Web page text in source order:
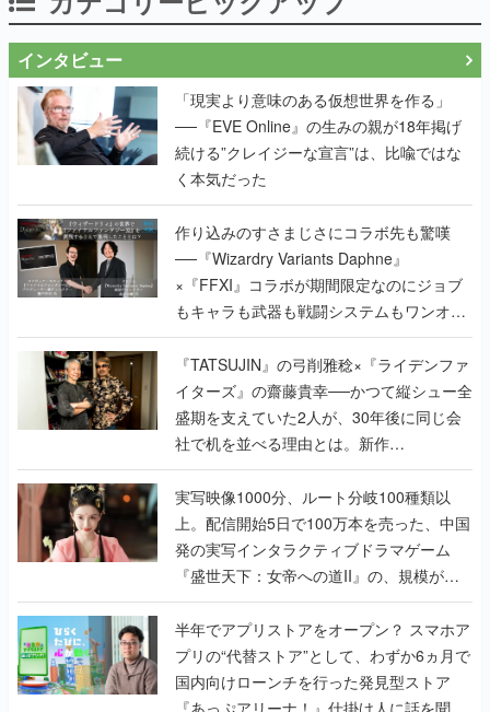
インタビュー
「現実より意味のある仮想世界を作る」
──『EVE Online』の生みの親が18年掲げ
続ける”クレイジーな宣言”は、比喩ではな
く本気だった
作り込みのすさまじさにコラボ先も驚嘆
──『Wizardry Variants Daphne』
×『FFXI』コラボが期間限定なのにジョブ
もキャラも武器も戦闘システムもワンオフ
で作り込まれた理由を両ディレクターに聞
く
『TATSUJIN』の弓削雅稔×『ライデンファ
イターズ』の齋藤貴幸──かつて縦シュー全
盛期を支えていた2人が、30年後に同じ会
社で机を並べる理由とは。新作
『TATSUJIN EXTREME』で初タッグを組
んだレジェンド2人に訊く開発秘話
実写映像1000分、ルート分岐100種類以
上。配信開始5日で100万本を売った、中国
発の実写インタラクティブドラマゲーム
『盛世天下：女帝への道II』の、規模が違
うこだわりをプロデューサーに聞いた
半年でアプリストアをオープン？ スマホア
プリの“代替ストア”として、わずか6ヵ月で
国内向けローンチを行った発見型ストア